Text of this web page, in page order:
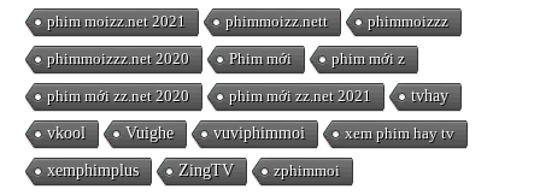
phim moizz.net 2021 phimmoizz.nett phimmoizzz
phimmoizzz.net 2020 Phim mới phim mới z
phim mới zz.net 2020 phim mới zz.net 2021 tvhay
vkool Vuighe vuviphimmoi xem phim hay tv
xemphimplus ZingTV zphimmoi